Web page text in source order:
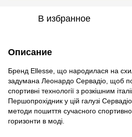
В избранное
Описание
Бренд Ellesse, що народилася на
задумана Леонардо Сервадіо, щоб
спортивні технології з розкішним
Першопрохідник у цій галузі
методи пошиття сучасного
горизонти в моді.